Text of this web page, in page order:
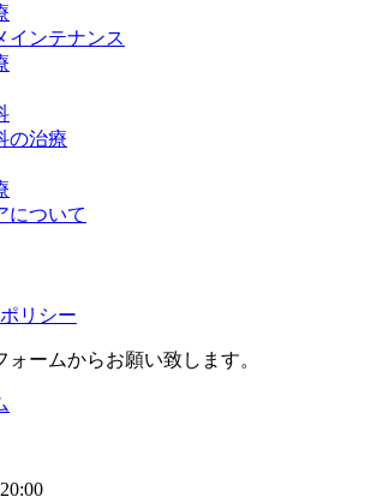
インテナンス
の治療
について
リシー
ームからお願い致します。